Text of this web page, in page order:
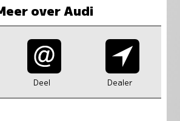
over Audi
Deel Dealer